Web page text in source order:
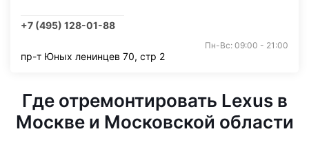
+7 (495) 128-01-88
Пн-Вс: 09:00 - 21:00
пр-т Юных ленинцев 70, стр 2
Где отремонтировать Lexus в
Москве и Московской области